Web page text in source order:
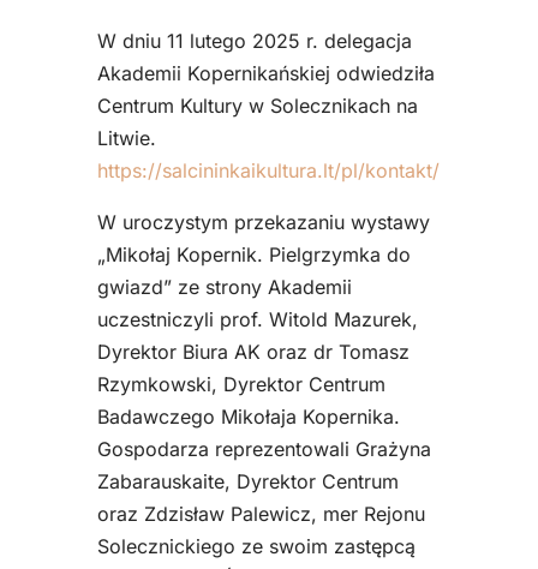
W dniu 11 lutego 2025 r. delegacja
Akademii Kopernikańskiej odwiedziła
Centrum Kultury w Solecznikach na
Litwie.
https://salcininkaikultura.lt/pl/kontakt/
W uroczystym przekazaniu wystawy
„Mikołaj Kopernik. Pielgrzymka do
gwiazd” ze strony Akademii
uczestniczyli prof. Witold Mazurek,
Dyrektor Biura AK oraz dr Tomasz
Rzymkowski, Dyrektor Centrum
Badawczego Mikołaja Kopernika.
Gospodarza reprezentowali Grażyna
Zabarauskaite, Dyrektor Centrum
oraz Zdzisław Palewicz, mer Rejonu
Solecznickiego ze swoim zastępcą